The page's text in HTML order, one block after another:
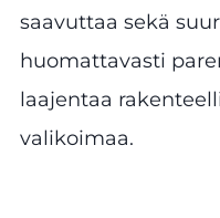
saavuttaa sekä
huomattavasti
laajentaa
valikoimaa.